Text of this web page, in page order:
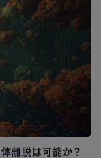
離脱は可能か？